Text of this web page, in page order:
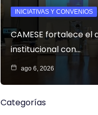
INICIATIVAS Y CONVENIOS
CAMESE fortalece el
institucional con…
ago 6, 2026
Categorías